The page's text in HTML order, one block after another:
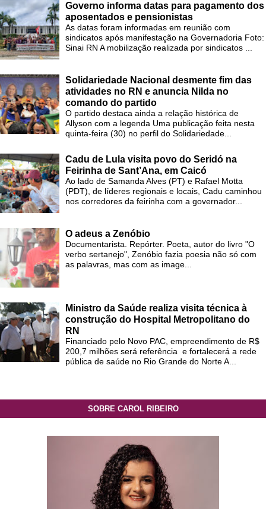
Governo informa datas para pagamento dos
aposentados e pensionistas
As datas foram informadas em reunião com
sindicatos após manifestação na Governadoria Foto:
Sinai RN A mobilização realizada por sindicatos ...
Solidariedade Nacional desmente fim das
atividades no RN e anuncia Nilda no
comando do partido
O partido destaca ainda a relação histórica de
Allyson com a legenda Uma publicação feita nesta
quinta-feira (30) no perfil do Solidariedade...
Cadu de Lula visita povo do Seridó na
Feirinha de Sant’Ana, em Caicó
Ao lado de Samanda Alves (PT) e Rafael Motta
(PDT), de líderes regionais e locais, Cadu caminhou
nos corredores da feirinha com a governador...
O adeus a Zenóbio
Documentarista. Repórter. Poeta, autor do livro "O
verbo sertanejo", Zenóbio fazia poesia não só com
as palavras, mas com as image...
Ministro da Saúde realiza visita técnica à
construção do Hospital Metropolitano do
RN
Financiado pelo Novo PAC, empreendimento de R$
200,7 milhões será referência e fortalecerá a rede
pública de saúde no Rio Grande do Norte A...
SOBRE CAROL RIBEIRO